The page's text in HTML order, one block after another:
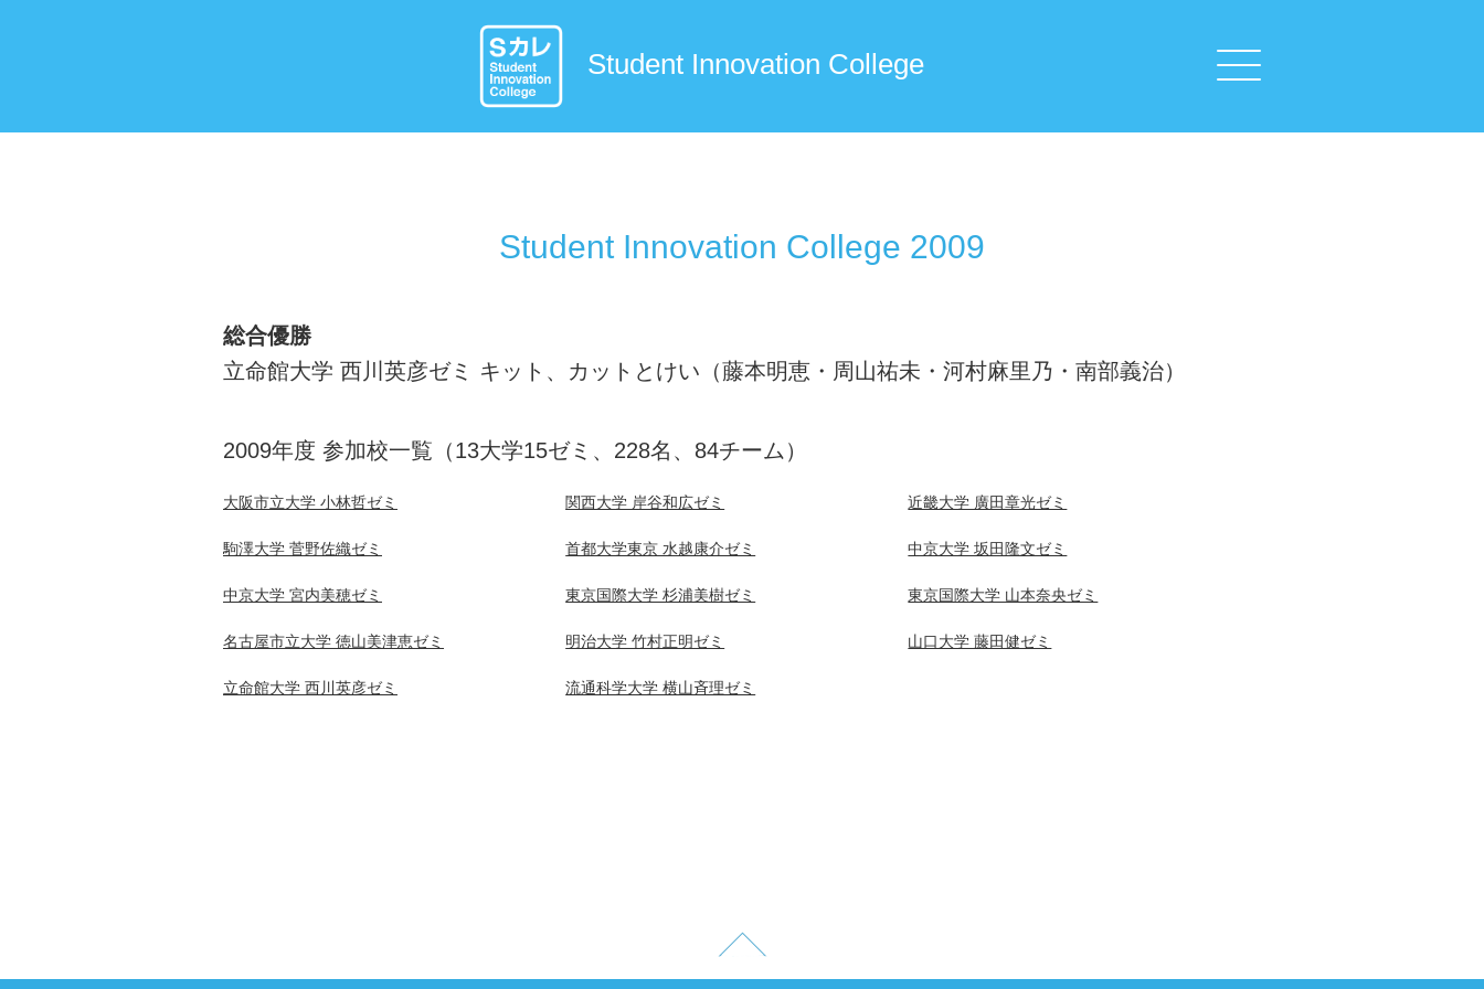
Student Innovation College
Student Innovation College 2009
総合優勝
立命館大学 西川英彦ゼミ キット、カットとけい（藤本明恵・周山祐未・河村麻里乃・南部義治）
2009年度 参加校一覧（13大学15ゼミ、228名、84チーム）
大阪市立大学 小林哲ゼミ 関西大学 岸谷和広ゼミ 近畿大学 廣田章光ゼミ
駒澤大学 菅野佐織ゼミ 首都大学東京 水越康介ゼミ 中京大学 坂田隆文ゼミ
中京大学 宮内美穂ゼミ 東京国際大学 杉浦美樹ゼミ 東京国際大学 山本奈央ゼミ
名古屋市立大学 徳山美津恵ゼミ 明治大学 竹村正明ゼミ 山口大学 藤田健ゼミ
立命館大学 西川英彦ゼミ 流通科学大学 横山斉理ゼミ